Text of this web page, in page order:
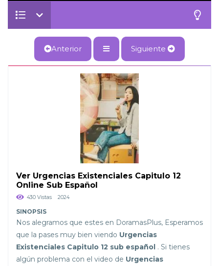
Anterior Siguiente
Ver Urgencias Existenciales Capitulo 12
Online Sub Español
430 Vistas 2024
Nos alegramos que estes en DoramasPlus, Esperamos
que la pases muy bien viendo Urgencias
Existenciales Capitulo 12 sub español . Si tienes
algún problema con el video de Urgencias